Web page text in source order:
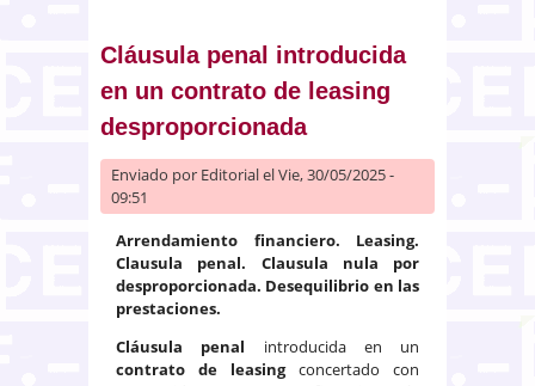
Cláusula penal introducida
en un contrato de leasing
desproporcionada
Enviado por Editorialel Vie, 30/05/2025 -
09:51
Arrendamiento financiero. Leasing.
Clausula penal. Clausula nula por
desproporcionada. Desequilibrio en las
prestaciones.
Cláusula penal introducida en un
contrato de leasingconcertado con